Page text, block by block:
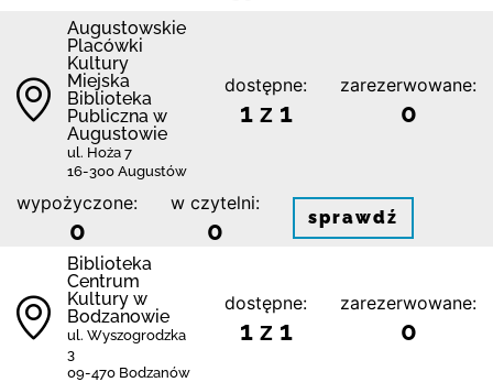
Augustowskie
Placówki
Kultury
Miejska
Biblioteka
Publiczna w
Augustowie
ul. Hoża 7
16-300 Augustów
dostępne:
1 z 1
zarezerwowane:
0
wypożyczone:
0
w czytelni:
0 sprawdź
Biblioteka
Centrum
Kultury w
Bodzanowie
ul. Wyszogrodzka
3
09-470 Bodzanów
dostępne:
1 z 1
zarezerwowane:
0